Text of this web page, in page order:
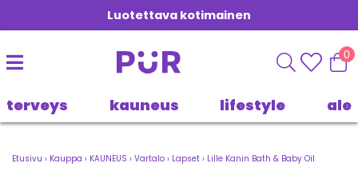
Luotettava kotimainen
0
terveys kauneus lifestyle ale
Etusivu › Kauppa › KAUNEUS › Vartalo › Lapset › Lille Kanin Bath & Baby Oil